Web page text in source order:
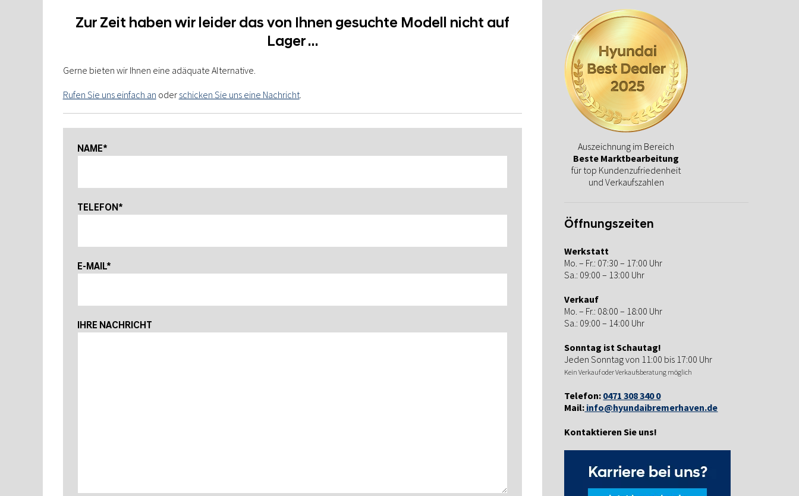
Zur Zeit haben wir leider das von Ihnen gesuchte Modell nicht auf
Lager …
Gerne bieten wir Ihnen eine adäquate Alternative.
Rufen Sie uns einfach an oder schicken Sie uns eine Nachricht.
NAME*
TELEFON*
E-MAIL*
IHRE NACHRICHT
Auszeichnung im Bereich
Beste Marktbearbeitung
für top Kundenzufriedenheit
und Verkaufszahlen
Öffnungszeiten
Werkstatt
Mo. – Fr.: 07:30 – 17:00 Uhr
Sa.: 09:00 – 13:00 Uhr
Verkauf
Mo. – Fr.: 08:00 – 18:00 Uhr
Sa.: 09:00 – 14:00 Uhr
Sonntag ist Schautag!
Jeden Sonntag von 11:00 bis 17:00 Uhr
Kein Verkauf oder Verkaufsberatung möglich
Telefon: 0471 308 340 0
Mail: info@hyundaibremerhaven.de
Kontaktieren Sie uns!